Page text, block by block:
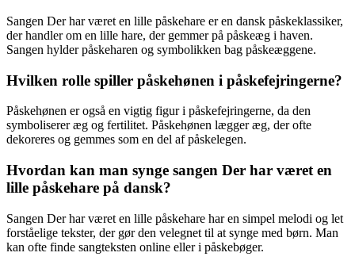
Sangen Der har været en lille påskehare er en dansk påskeklassiker,
der handler om en lille hare, der gemmer på påskeæg i haven.
Sangen hylder påskeharen og symbolikken bag påskeæggene.
Hvilken rolle spiller påskehønen i påskefejringerne?
Påskehønen er også en vigtig figur i påskefejringerne, da den
symboliserer æg og fertilitet. Påskehønen lægger æg, der ofte
dekoreres og gemmes som en del af påskelegen.
Hvordan kan man synge sangen Der har været en
lille påskehare på dansk?
Sangen Der har været en lille påskehare har en simpel melodi og let
forståelige tekster, der gør den velegnet til at synge med børn. Man
kan ofte finde sangteksten online eller i påskebøger.